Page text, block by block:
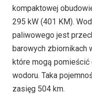
kompaktowej
295 kW (401 KM).
paliwowego jest
barowych zbiornikach
które mogą pomieścić
wodoru. Taka
zasięg 504 km.